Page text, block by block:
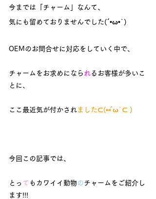
今までは「チャーム」なんて、
気にも留めておりませんでした(´•ω•`)
OEMのお問合せに対応をしていく中で、
チャームをお求めになら れるお客様が多いこ
とに、
ここ最近気が付かされました⊂(⑅´ω`⊂ )
今回この記事では、
とっ て もカワイイ動物のチャームをご紹介し
ます!!!